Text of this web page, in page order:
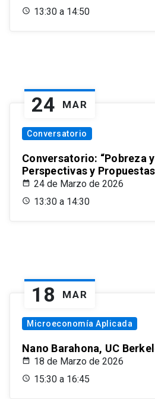
13:30 a 14:50
24 MAR
Conversatorio
Conversatorio: “Pobreza
Perspectivas y
24 de Marzo de 2026
13:30 a 14:30
18 MAR
Microeconomía Aplicada
Nano Barahona, UC
18 de Marzo de 2026
15:30 a 16:45